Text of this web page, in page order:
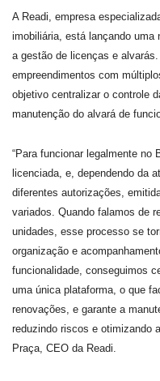
A Readi, empresa
imobiliária, está lançando uma
a gestão de licenças e
empreendimentos com
objetivo centralizar o controle
manutenção do alvará de
“Para funcionar legalmente no
licenciada, e, dependendo da
diferentes autorizações,
variados. Quando falamos de
unidades, esse processo se
organização e
funcionalidade, conseguimos
uma única plataforma, o que
renovações, e garante a
reduzindo riscos e otimizando
Praça, CEO da Readi.